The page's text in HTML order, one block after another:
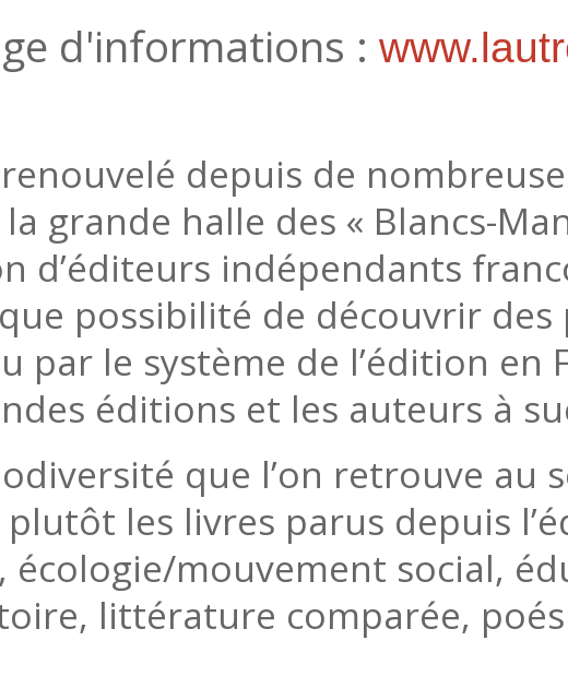
d'informations :
depuis de
grande halle des « Blancs-
d’éditeurs indépendants
possibilité de découvrir
par le système de l’édition en
éditions et les auteurs à
que l’on retrouve au
les livres parus depuis
mouvement social,
littérature comparée,